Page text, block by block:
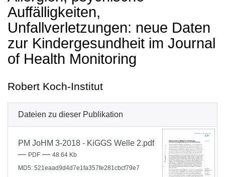
Auffälligkeiten,
Unfallverletzungen: neue Daten
zur Kindergesundheit im Journal
of Health Monitoring
Robert Koch-Institut
Dateien zu dieser Publikation
PM JoHM 3-2018 - KiGGS Welle 2.pdf
— PDF — 48.64 Kb
MD5: 521eaad9d4d7e1fa357fe281cbcf79e7